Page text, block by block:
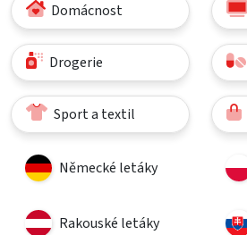
Domácnost
Drogerie
Sport a textil
Německé letáky
Rakouské letáky